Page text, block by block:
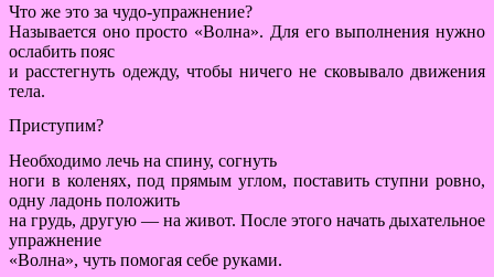
Что же это за чудо-упражнение?
Называется оно просто «Волна». Для его выполнения нужно
ослабить пояс
и расстегнуть одежду, чтобы ничего не сковывало движения
тела.
Приступим?
Необходимо лечь на спину, согнуть
ноги в коленях, под прямым углом, поставить ступни ровно,
одну ладонь положить
на грудь, другую — на живот. После этого начать дыхательное
упражнение
«Волна», чуть помогая себе руками.